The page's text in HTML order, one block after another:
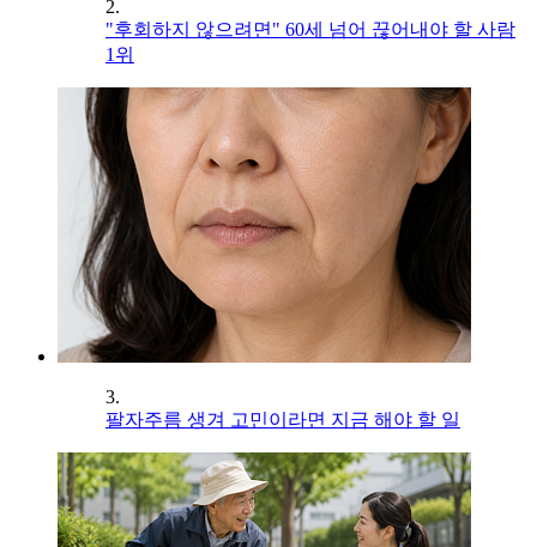
2.
"후회하지 않으려면" 60세 넘어 끊어내야 할 사람
1위
3.
팔자주름 생겨 고민이라면 지금 해야 할 일